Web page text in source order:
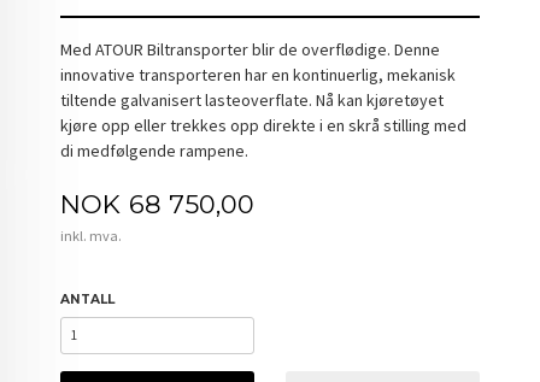
Med ATOUR Biltransporter blir de overflødige. Denne
innovative transporteren har en kontinuerlig, mekanisk
tiltende galvanisert lasteoverflate. Nå kan kjøretøyet
kjøre opp eller trekkes opp direkte i en skrå stilling med
di medfølgende rampene.
Pris
NOK 68 750,00
inkl. mva.
ANTALL